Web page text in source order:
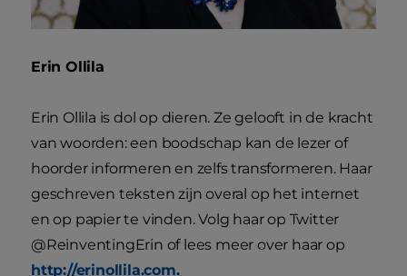
Erin Ollila
Erin Ollila is dol op dieren. Ze gelooft in de kracht
van woorden: een boodschap kan de lezer of
hoorder informeren en zelfs transformeren. Haar
geschreven teksten zijn overal op het internet
en op papier te vinden. Volg haar op Twitter
@ReinventingErin of lees meer over haar op
http://erinollila.com.